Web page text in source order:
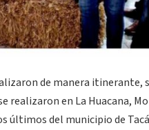
de manera
en La Huacana,
últimos del municipio de